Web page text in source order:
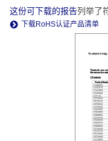
这份可下载的报告列举了
下载RoHS认证产品清单